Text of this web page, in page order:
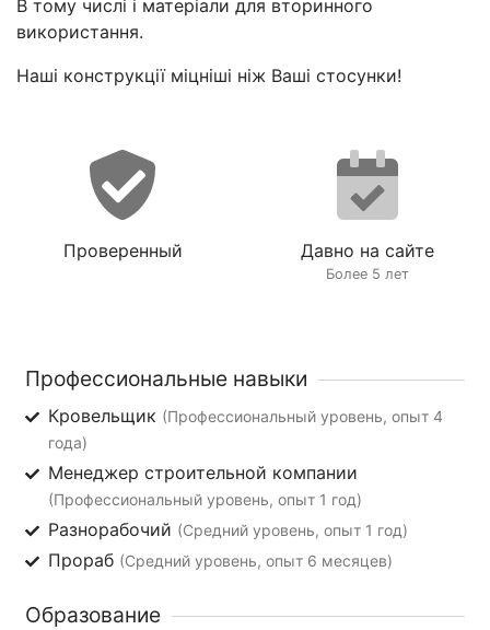
В тому числі і матеріали для вторинного
використання.
Наші конструкції міцніші ніж Ваші стосунки!
Проверенный Давно на сайте
Более 5 лет
Профессиональные навыки
Кровельщик (Профессиональный уровень, опыт 4
года)
Менеджер строительной компании
(Профессиональный уровень, опыт 1 год)
Разнорабочий (Средний уровень, опыт 1 год)
Прораб (Средний уровень, опыт 6 месяцев)
Образование